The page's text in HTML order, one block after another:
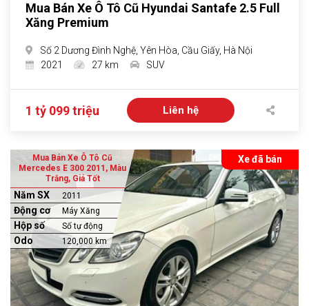
Mua Bán Xe Ô Tô Cũ Hyundai Santafe 2.5 Full
Xăng Premium
Số 2 Dương Đình Nghệ, Yên Hòa, Cầu Giấy, Hà Nội
2021
27 km SUV
1 tỷ 099 triệu Liên hệ
Xe đã bán
Mua Bán Xe Ô Tô Cũ
Mercedes E 300 2011, Màu
Trắng, Giá Tốt
Năm SX 2011
Động cơ Máy Xăng
Hộp số Số tự động
Odo 120,000 km